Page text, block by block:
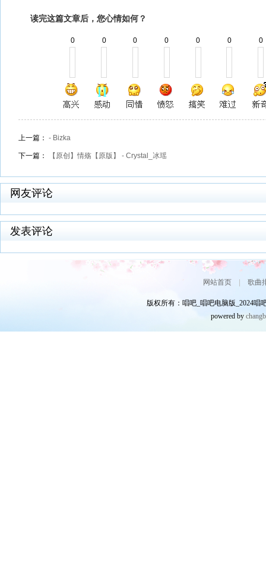
读完这篇文章后，您心情如何？
0 0 0 0 0 0 0
上一篇： - Bizka
下一篇： 【原创】情殇【原版】 - Crystal_冰瑶
网友评论
发表评论
网站首页| 歌曲
版权所有：唱吧_唱吧电脑版_2024唱
powered by